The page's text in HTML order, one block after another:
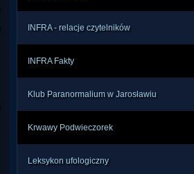
INFRA - relacje czytelników
INFRA Fakty
Klub Paranormalium w Jarosławiu
Krwawy Podwieczorek
Leksykon ufologiczny